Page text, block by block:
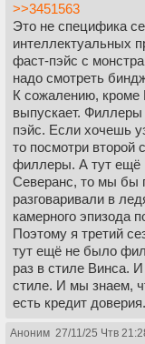
>>3451563
Это не специфика
интеллектуальных
фаст-пэйс с
надо смотреть
К сожалению, кроме
выпускает.
пэйс. Если хочешь
то посмотри второй
филлеры. А тут ещё
Северанс, то мы бы
разговаривали в
камерного эпизода
Поэтому я третий
тут ещё не было
раз в стиле Винса. И
стиле. И мы знаем,
есть кредит доверия.
Аноним 27/11/25 Чтв